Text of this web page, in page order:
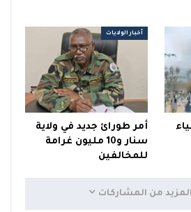
أخبار الولايات
أمر طورائ جديد في ولاية
سنار و10 مليون غرامة
للمخالفين
من المشاركات